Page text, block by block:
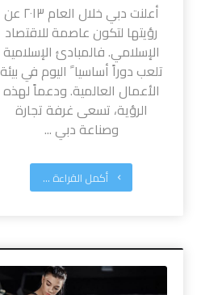
أعلنت دبي خلال العام ٢٠١٣ عن
رؤيتها لتكون عاصمة للاقتصاد
الإسلامي. فالمبادئ الإسلامية
تلعب دوراً أساسيا ً اليوم في بيئة
الأعمال العالمية. ودعماً لهذه
الرؤية، تسعى غرفة تجارة
وصناعة دبي ...
أكمل القراءة ...